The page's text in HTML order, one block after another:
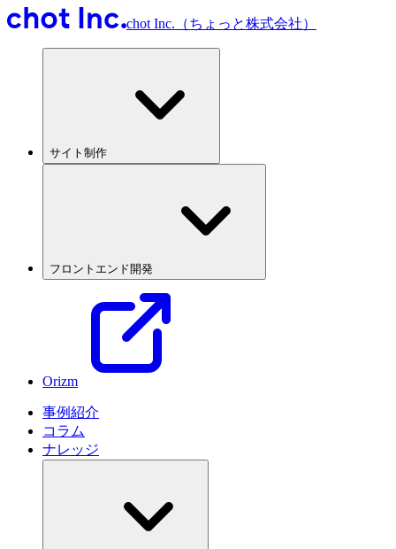
chot Inc.（ちょっと株式会社）
サイト制作
フロントエンド開発
Orizm
事例紹介
コラム
ナレッジ